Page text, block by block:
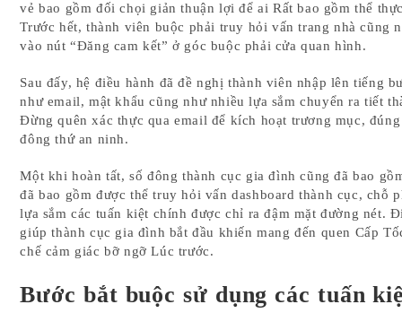
vẻ bao gồm đối chọi giản thuận lợi để ai Rất bao gồm thể
Trước hết, thành viên buộc phải truy hỏi vấn trang nhà cũng
vào nút “Đăng cam kết” ở góc buộc phải cửa quan hình.
Sau đấy, hệ điều hành đã đề nghị thành viên nhập lên tiếng
như email, mật khẩu cũng như nhiều lựa sắm chuyển ra tiết
Đừng quên xác thực qua email để kích hoạt trương mục, đúng
đông thứ an ninh.
Một khi hoàn tất, số đông thành cục gia đình cũng đã bao
đã bao gồm được thể truy hỏi vấn dashboard thành cục, chỗ
lựa sắm các tuấn kiệt chính được chỉ ra đậm mặt đường nét.
giúp thành cục gia đình bắt đầu khiến mang đến quen Cấp
chế cảm giác bỡ ngỡ Lúc trước.
Bước bắt buộc sử dụng các tuấn